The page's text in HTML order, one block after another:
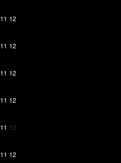
11 12
11 12
11 12
11 12
11 12
11 12